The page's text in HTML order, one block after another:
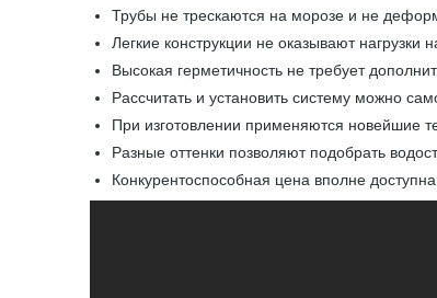
Трубы не трескаются на морозе и не
Легкие конструкции не оказывают нагрузки
Высокая герметичность не требует
Рассчитать и установить систему можно
При изготовлении применяются новейшие
Разные оттенки позволяют подобрать
Конкурентоспособная цена вполне